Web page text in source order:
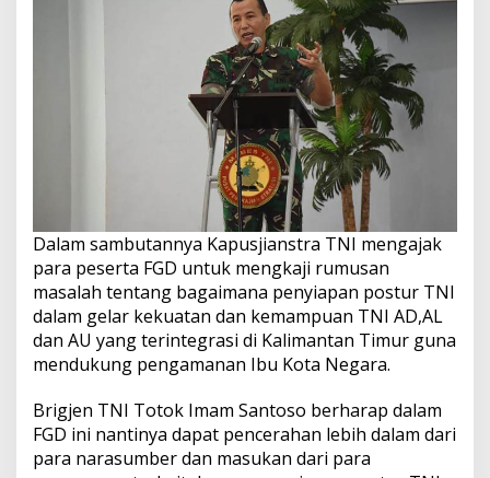
Dalam sambutannya Kapusjianstra TNI mengajak
para peserta FGD untuk mengkaji rumusan
masalah tentang bagaimana penyiapan postur TNI
dalam gelar kekuatan dan kemampuan TNI AD,AL
dan AU yang terintegrasi di Kalimantan Timur guna
mendukung pengamanan Ibu Kota Negara.
Brigjen TNI Totok Imam Santoso berharap dalam
FGD ini nantinya dapat pencerahan lebih dalam dari
para narasumber dan masukan dari para